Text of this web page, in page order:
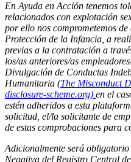
En Ayuda en Acción tenemos
relacionados con explotación
por ello nos comprometemos
Protección de la Infancia, a
previas a la contratación a
los/as anteriores/as
Divulgación de Conductas
Humanitaria (The Misconduct
disclosure-scheme.org) en el
estén adheridos a esta
solicitud, el/la solicitante de
de estas comprobaciones para
Adicionalmente será
Negativa del Registro Central